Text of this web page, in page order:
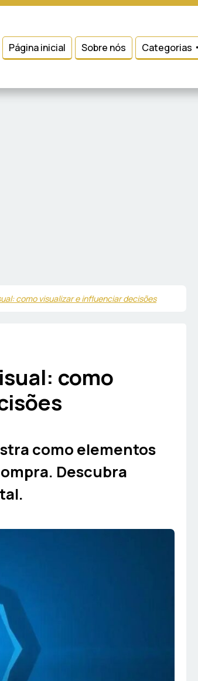
Página inicial Sobre nós Categorias
como visualizar e influenciar decisões
como
como elementos
Descubra